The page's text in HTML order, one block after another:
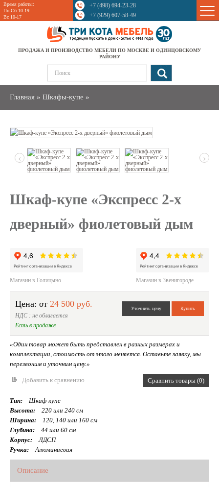
Время работы:
Пн-Сб 10-19
Вс 10-17
+7 (498) 694-23-28
+7 (929) 607-58-49
ПРОДАЖА И ПРОИЗВОДСТВО МЕБЕЛИ ПО МОСКВЕ И ОДИНЦОВСКОМУ
РАЙОНУ
Главная » Шкафы-купе »
Sale
‹ ›
Шкаф-купе «Экспресс 2-х
дверный» фиолетовый дым
Магазин в Голицыно Магазин в Звенигороде
Цена: от 24 500 руб.
НДС : не облагается
Есть в продаже
«Один товар может быть представлен в разных размерах и
комплектации, стоимость от этого меняется. Оставьте заявку, мы
перезвоним и уточним цену.»
Добавить к сравнению Сравнить товары (0)
Тип:
Шкаф-купе
Высота:
220 или 240 см
Ширина:
120, 140 или 160 см
Глубина:
44 или 60 см
Корпус:
ЛДСП
Ручка:
Алюминиевая
Описание